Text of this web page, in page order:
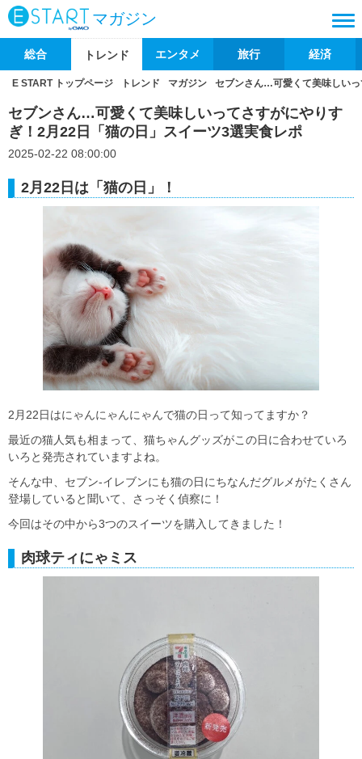
マガジン
総合 トレンド エンタメ 旅行 経済
E START トップページ トレンド マガジン セブンさん…可愛くて美味しい
セブンさん…可愛くて美味しいってさすがにやりす
ぎ！2月22日「猫の日」スイーツ3選実食レポ
2025-02-22 08:00:00
2月22日は「猫の日」！
2月22日はにゃんにゃんにゃんで猫の日って知ってますか？
最近の猫人気も相まって、猫ちゃんグッズがこの日に合わせていろ
いろと発売されていますよね。
そんな中、セブン‐イレブンにも猫の日にちなんだグルメがたくさん
登場していると聞いて、さっそく偵察に！
今回はその中から3つのスイーツを購入してきました！
肉球ティにゃミス